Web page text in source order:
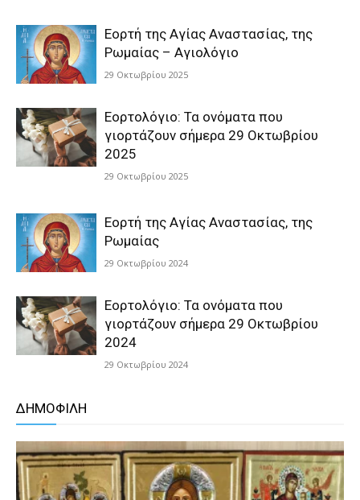
Εορτή της Αγίας Αναστασίας, της
Ρωμαίας – Αγιολόγιο
29 Οκτωβρίου 2025
Εορτολόγιο: Τα ονόματα που
γιορτάζουν σήμερα 29 Οκτωβρίου
2025
29 Οκτωβρίου 2025
Εορτή της Αγίας Αναστασίας, της
Ρωμαίας
29 Οκτωβρίου 2024
Εορτολόγιο: Τα ονόματα που
γιορτάζουν σήμερα 29 Οκτωβρίου
2024
29 Οκτωβρίου 2024
ΔΗΜΟΦΙΛΗ